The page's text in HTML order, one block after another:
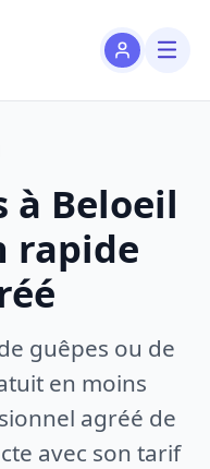
à Beloeil
rapide
guêpes ou de
en moins
agréé de
avec son tarif